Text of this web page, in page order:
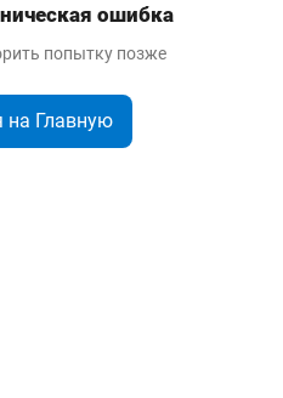
ошибка
попытку позже
на Главную